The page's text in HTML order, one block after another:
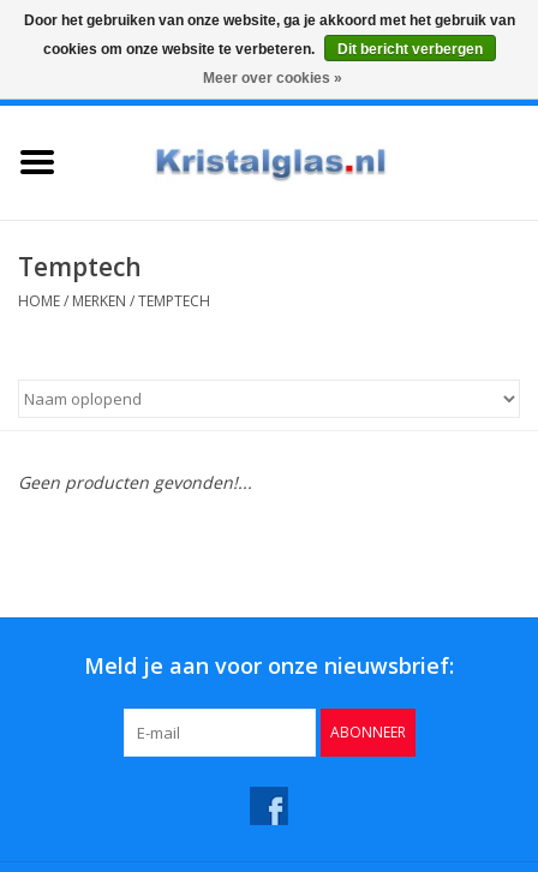
Graveren
Karaffen
Temptech
HOME/ MERKEN /TEMPTECH
Geen producten gevonden!...
Meld je aan voor onze nieuwsbrief:
ABONNEER
Door het gebruiken van onze website, ga je akkoord met het gebruik van
cookies om onze website te verbeteren.
Dit bericht verbergen
Meer over cookies »